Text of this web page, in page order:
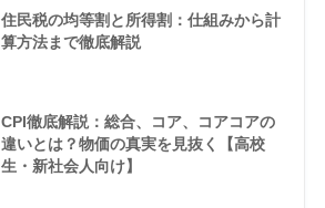
住民税の均等割と所得割：仕組みから計
算方法まで徹底解説
CPI徹底解説：総合、コア、コアコアの
違いとは？物価の真実を見抜く【高校
生・新社会人向け】